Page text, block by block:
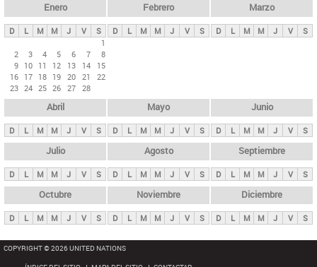
ds
p
n
i
p
a
l
s
Enero
D L M M J V
S
1
2
3 4 5 6 7
8
9 10 11 12 13 14
15
16 17 18 19 20 21
22
23 24 25 26 27 28
Febrero
D L M M J V S
Marzo
D L M M J V S
Abril
D L M M J V S
Mayo
D L M M J V S
Junio
D L M M J V S
Julio
D L M M J V S
Agosto
D L M M J V S
Septiembre
D L M M J V S
Octubre
D L M M J V S
Noviembre
D L M M J V S
Diciembre
D L M M J V S
COPYRIGHT © 2026 UNITED NATIONS